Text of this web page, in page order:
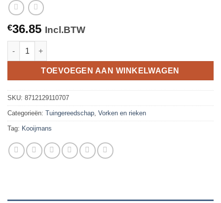
€36.85 Incl.BTW
Mestvork OFFNER brons 4 tands, met T-steel 90cm aantal
TOEVOEGEN AAN WINKELWAGEN
SKU: 8712129110707
Categorieën: Tuingereedschap, Vorken en rieken
Tag: Kooijmans